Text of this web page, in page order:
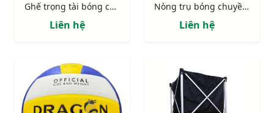
Ghế trọng tài bóng chuyền 3 chân
Liên hệ
Nòng trụ bóng chuyền 402442NO
Liên hệ